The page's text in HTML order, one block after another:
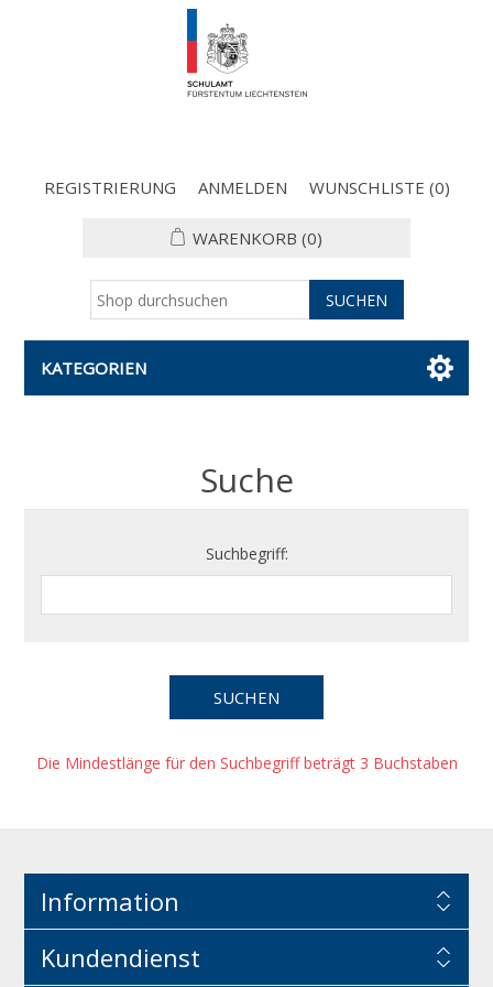
REGISTRIERUNG ANMELDEN WUNSCHLISTE (0)
WARENKORB (0)
KATEGORIEN
Suche
Suchbegriff:
Die Mindestlänge für den Suchbegriff beträgt 3 Buchstaben
Information
Kundendienst